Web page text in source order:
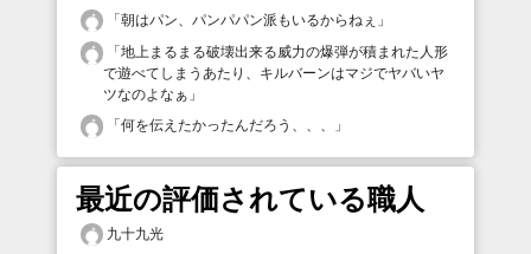
「朝はパン、パンパパン派もいるからねぇ 」
「地上まるまる破壊出来る威力の爆弾が積まれた人形
で遊べてしまうあたり、キルバーンはマジでヤバいヤ
ツなのよなぁ 」
「何を伝えたかったんだろう、、、 」
最近の評価されている職人
九十九光